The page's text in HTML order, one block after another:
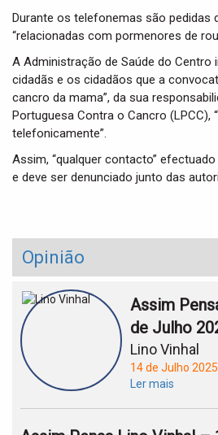
Durante os telefonemas são pedidas
“relacionadas com pormenores de
A Administração de Saúde do Centro
cidadãs e os cidadãos que a
cancro da mama”, da sua
Portuguesa Contra o Cancro (LPCC),
telefonicamente”.
Assim, “qualquer contacto”
e deve ser denunciado junto das
Opinião
Assim
de Julho
Lino Vinhal
14 de Julho 2025
Ler mais